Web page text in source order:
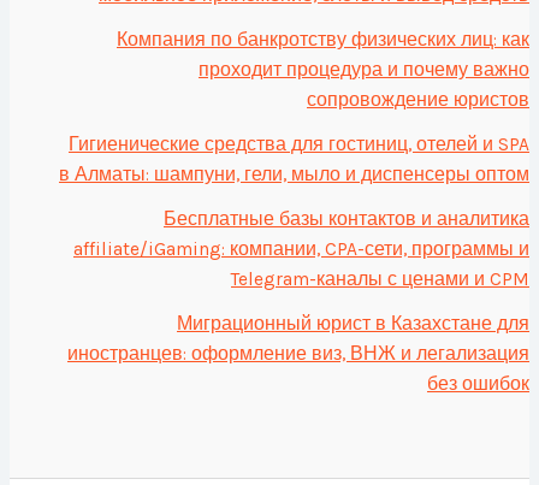
Компания по банкротству физических лиц: как
проходит процедура и почему важно
сопровождение юристов
Гигиенические средства для гостиниц, отелей и SPA
в Алматы: шампуни, гели, мыло и диспенсеры оптом
Бесплатные базы контактов и аналитика
affiliate/iGaming: компании, CPA-сети, программы и
Telegram-каналы с ценами и CPM
Миграционный юрист в Казахстане для
иностранцев: оформление виз, ВНЖ и легализация
без ошибок